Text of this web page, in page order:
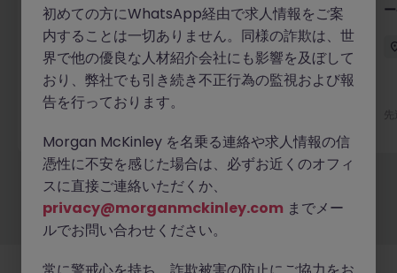
ネージャー｜横浜勤務
横浜 正社員 業界水準による
5 日前
もっと見る
採用企業様新着求人最新トピックス当社について 法務クッキーの設定
初めての方にWhatsApp経由で求人情報をご案
内することは一切ありません。同様の詐欺は、世
界で他の優良な人材紹介会社にも影響を及ぼして
おり、弊社でも引き続き不正行為の監視および報
告を行っております。
Morgan McKinley を名乗る連絡や求人情報の信
憑性に不安を感じた場合は、必ずお近くのオフィ
スに直接ご連絡いただくか、
privacy@morganmckinley.com までメー
ルでお問い合わせください。